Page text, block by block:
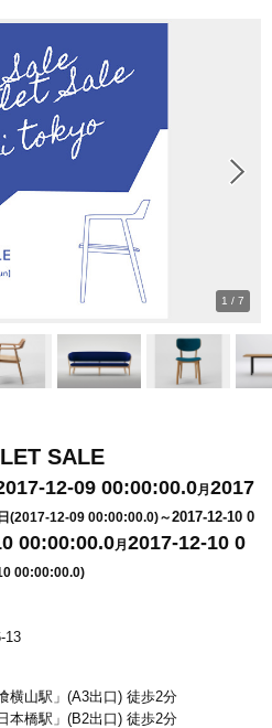
1 / 7
SALE
12-09 00:00:00.0月2017
日(2017-12-09 00:00:00.0)～2017-12-10 0
00:00:00.0月2017-12-10 0
00:00:00.0)
13
横山駅」(A3出口) 徒歩2分
本橋駅」(B2出口) 徒歩2分